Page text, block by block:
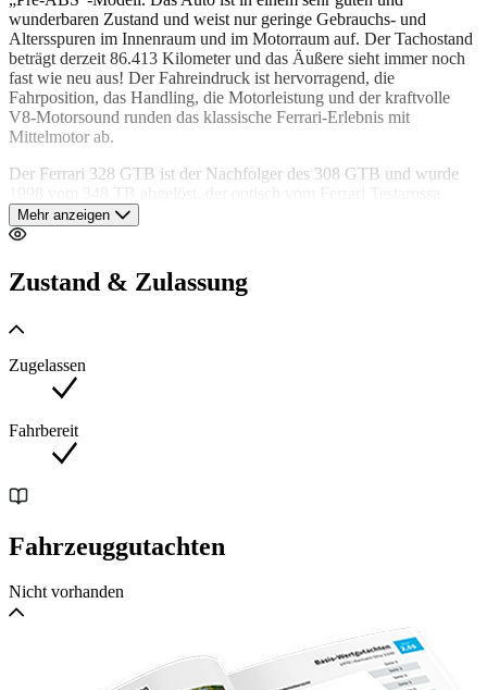
wunderbaren Zustand und weist nur geringe Gebrauchs- und
Altersspuren im Innenraum und im Motorraum auf. Der Tachostand
beträgt derzeit 86.413 Kilometer und das Äußere sieht immer noch
fast wie neu aus! Der Fahreindruck ist hervorragend, die
Fahrposition, das Handling, die Motorleistung und der kraftvolle
V8-Motorsound runden das klassische Ferrari-Erlebnis mit
Mittelmotor ab.
Der Ferrari 328 GTB ist der Nachfolger des 308 GTB und wurde
1998 vom 348 TB abgelöst, der optisch vom Ferrari Testarossa
inspiriert war. Der 328 gilt als eines der zuverlässigsten Ferrari-
Modelle und ist relativ günstig in Unterhalt und Wartung. Der 328
des 328 GTS (S für Spider). Ferrari produzierte 7400 328-Autos,
von denen 1344 GTB-Modelle waren.
Dieser Ferrari 328 GTB wurde im niederländischen Porsche-
der damaligen Zeit verglichen wurde. Der Ferrari 328 war in den
1980er und 1990er Jahren der Traum und das „Poster Auto“ vieler
Dieser Ferrari kann in jedes Land der Welt importiert und
zugelassen werden.
Mehr anzeigen
Zustand & Zulassung
Zugelassen
Fahrbereit
Fahrzeuggutachten
Nicht vorhanden